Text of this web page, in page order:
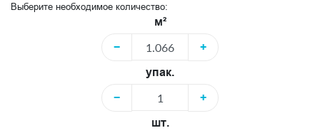
Выберите необходимое количество:
м²
−
+
упак.
−
+
шт.